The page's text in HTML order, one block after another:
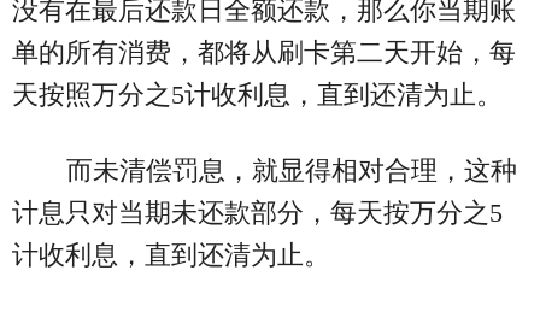
没有在最后还款日全额还款，那么你当期账
单的所有消费，都将从刷卡第二天开始，每
天按照万分之5计收利息，直到还清为止。
而未清偿罚息，就显得相对合理，这种
计息只对当期未还款部分，每天按万分之5
计收利息，直到还清为止。